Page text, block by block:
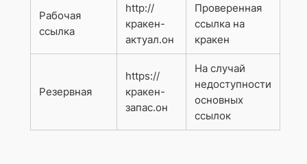
Рабочая
ссылка
http://
кракен-
актуал.он
Проверенная
ссылка на
кракен
Резервная
https://
кракен-
запас.он
На случай
недоступности
основных
ссылок